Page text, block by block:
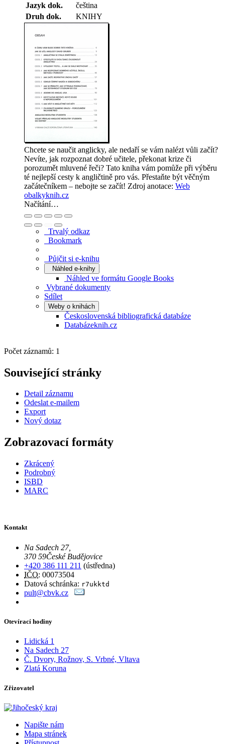
Jazyk dok.
čeština
Druh dok.
KNIHY
Chcete se naučit anglicky, ale nedaří se vám nalézt vůli začít?
Nevíte, jak rozpoznat dobré učitele, překonat krize či
porozumět mluvené řeči? Tato kniha vám pomůže při výběru
té nejlepší cesty k angličtině pro vás. Přestaňte být věčným
začátečníkem – nebojte se začít! Zdroj anotace: Web
obalkyknih.cz
Načítání…
Trvalý odkaz
Bookmark
Půjčit si e-knihu
Náhled e-knihy
Náhled ve formátu Google Books
Vybrané dokumenty
Sdílet
Weby o knihách
Československá bibliografická databáze
Databázeknih.cz
Počet záznamů: 1
Související stránky
Detail záznamu
Odeslat e-mailem
Export
Nový dotaz
Zobrazovací formáty
Zkrácený
Podrobný
ISBD
MARC
Kontakt
Na Sadech 27,
370 59České Budějovice
+420 386 111 211 (ústředna)
IČO: 00073504
Datová schránka: r7ukktd
pult@cbvk.cz
Otevírací hodiny
Lidická 1
Na Sadech 27
Č. Dvory, Rožnov, S. Vrbné, Vltava
Zlatá Koruna
Zřizovatel
Napište nám
Mapa stránek